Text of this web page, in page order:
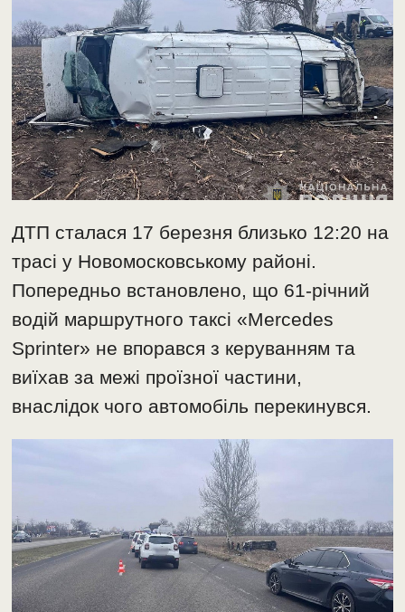
ДТП сталася 17 березня близько 12:20 на
трасі у Новомосковському районі.
Попередньо встановлено, що 61-річний
водій маршрутного таксі «Mercedes
Sprinter» не впорався з керуванням та
виїхав за межі проїзної частини,
внаслідок чого автомобіль перекинувся.